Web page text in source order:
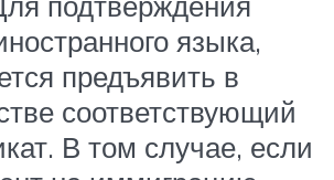
языка,
предъявить в
соответствующий
В том случае, если